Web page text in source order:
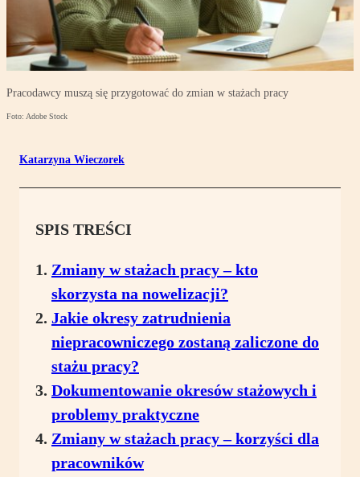
Pracodawcy muszą się przygotować do zmian w stażach pracy
Foto: Adobe Stock
Katarzyna Wieczorek
SPIS TREŚCI
Zmiany w stażach pracy – kto
skorzysta na nowelizacji?
Jakie okresy zatrudnienia
niepracowniczego zostaną zaliczone do
stażu pracy?
Dokumentowanie okresów stażowych i
problemy praktyczne
Zmiany w stażach pracy – korzyści dla
pracowników